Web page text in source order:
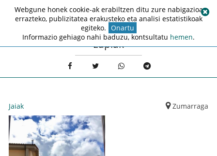
zapiak
Jaiak Zumarraga
Webgune honek cookie-ak erabiltzen ditu zure nabigazioa
errazteko, publizitatea erakusteko eta analisi estatistikoak
egiteko. Onartu
Informazio gehiago nahi baduzu, kontsultatu hemen.